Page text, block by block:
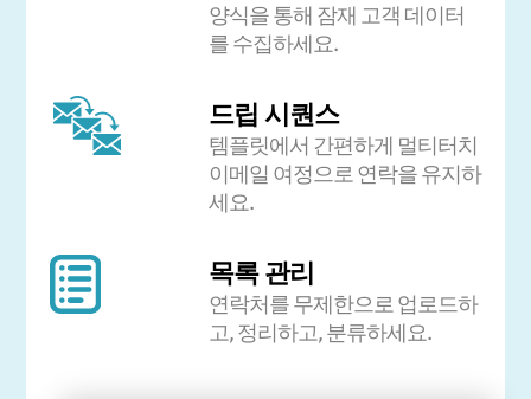
양식을 통해 잠재 고객 데이터
를 수집하세요.
드립 시퀀스
템플릿에서 간편하게 멀티터치
이메일 여정으로 연락을 유지하
세요.
목록 관리
연락처를 무제한으로 업로드하
고, 정리하고, 분류하세요.